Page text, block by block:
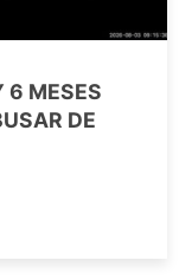
6 MESES
DE